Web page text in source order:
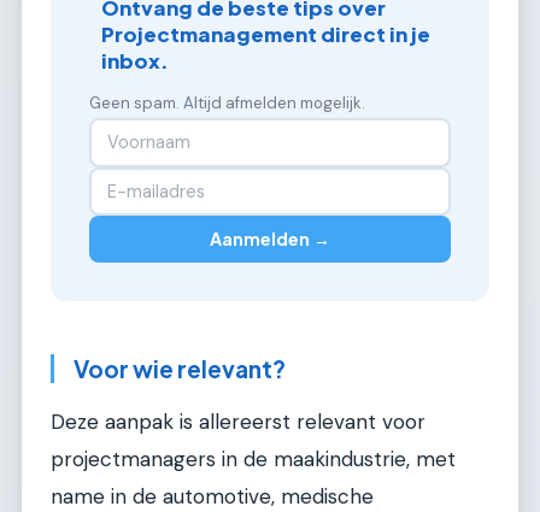
Ontvang de beste tips over
Projectmanagement direct in je
inbox.
Geen spam. Altijd afmelden mogelijk.
Aanmelden →
Voor wie relevant?
Deze aanpak is allereerst relevant voor
projectmanagers in de maakindustrie, met
name in de automotive, medische